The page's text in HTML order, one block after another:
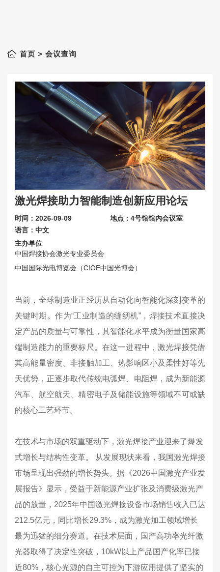
首页 > 会议查询
激光焊接助力智能制造创新应用论坛
时间：2026-09-09
地点：4号馆馆内会议室
语言：中文
主办单位
中国焊接协会激光专业委员会
中国国际光电博览会（CIOE中国光博会）
当前，全球制造业正经历从自动化向智能化深刻变革的
关键时期。作为“工业制造的缝纫机”，焊接技术直接决
定产品的质量与可靠性，其智能化水平成为衡量国家高
端制造能力的重要标尺。在这一进程中，激光焊接凭借
其高能量密度、非接触加工、热影响区小及柔性好等先
天优势，正逐步取代传统电弧焊、电阻焊，成为新能源
汽车、航空航天、精密电子及储能设施等领域不可或缺
的核心工艺环节。
在技术与市场的双重驱动下，激光焊接产业迎来了爆发
式增长与结构性变革。 从发展现状来看，我国激光焊接
市场呈现出强劲的增长势头。据《2026中国激光产业发
展报告》显示，受益于新能源产业扩张及消费级激光产
品的放量，2025年中国激光焊接设备市场销售收入已达
212.5亿元，同比增长29.3%，成为激光加工领域增长
最为迅猛的细分赛道。在技术层面，国产高功率光纤激
光器取得了决定性突破，10kW以上产品国产化率已接
近80%，核心光源的自主可控为下游应用提供了坚实的